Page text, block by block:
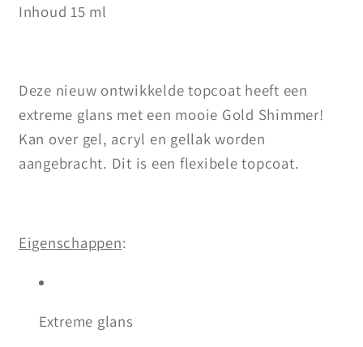
Inhoud 15 ml
Deze nieuw ontwikkelde topcoat heeft een
extreme glans met een mooie Gold Shimmer!
Kan over gel, acryl en gellak worden
aangebracht. Dit is een flexibele topcoat.
Eigenschappen:
Extreme glans